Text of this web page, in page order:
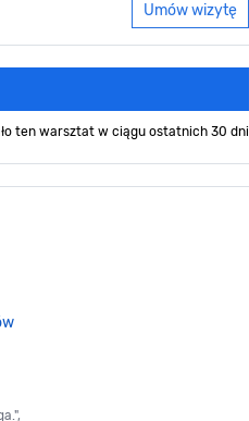
Umów wizytę
ten warsztat w ciągu ostatnich 30 dni